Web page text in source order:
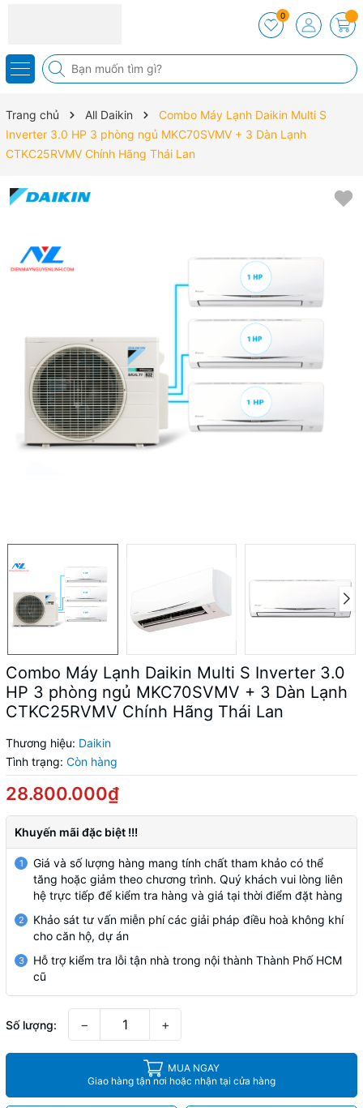
0
Trang chủ All Daikin
Combo Máy Lạnh Daikin Multi S
Inverter 3.0 HP 3 phòng ngủ MKC70SVMV + 3 Dàn Lạnh
CTKC25RVMV Chính Hãng Thái Lan
Combo Máy Lạnh Daikin Multi S Inverter 3.0
HP 3 phòng ngủ MKC70SVMV + 3 Dàn Lạnh
CTKC25RVMV Chính Hãng Thái Lan
Thương hiệu: Daikin
Tình trạng: Còn hàng
28.800.000₫
Khuyến mãi đặc biệt !!!
1
Giá và số lượng hàng mang tính chất tham khảo có thể
tăng hoặc giảm theo chương trình. Quý khách vui lòng liên
hệ trực tiếp để kiểm tra hàng và giá tại thời điểm đặt hàng
2
Khảo sát tư vấn miễn phí các giải pháp điều hoà không khí
cho căn hộ, dự án
3
Hỗ trợ kiểm tra lỗi tận nhà trong nội thành Thành Phố HCM
cũ
Số lượng: − +
MUA NGAY
Giao hàng tận nơi hoặc nhận tại cửa hàng